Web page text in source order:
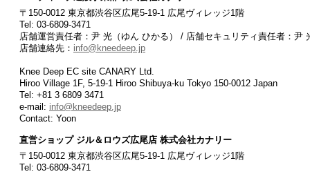
〒150-0012 東京都渋谷区広尾5-19-1 広尾ヴィレッジ1階
Tel: 03-6809-3471
店舗運営責任者：尹 光（ゆん ひかる） / 店舗セキュリティ責任者：尹
店舗連絡先： info@kneedeep.jp
Knee Deep EC site CANARY Ltd.
Hiroo Village 1F, 5-19-1 Hiroo Shibuya-ku Tokyo 150-0012 Japan
Tel: +81 3 6809 3471
e-mail: info@kneedeep.jp
Contact: Yoon
直営ショップ ジル＆ロウズ広尾店 株式会社カナリー
〒150-0012 東京都渋谷区広尾5-19-1 広尾ヴィレッジ1階
Tel: 03-6809-3471